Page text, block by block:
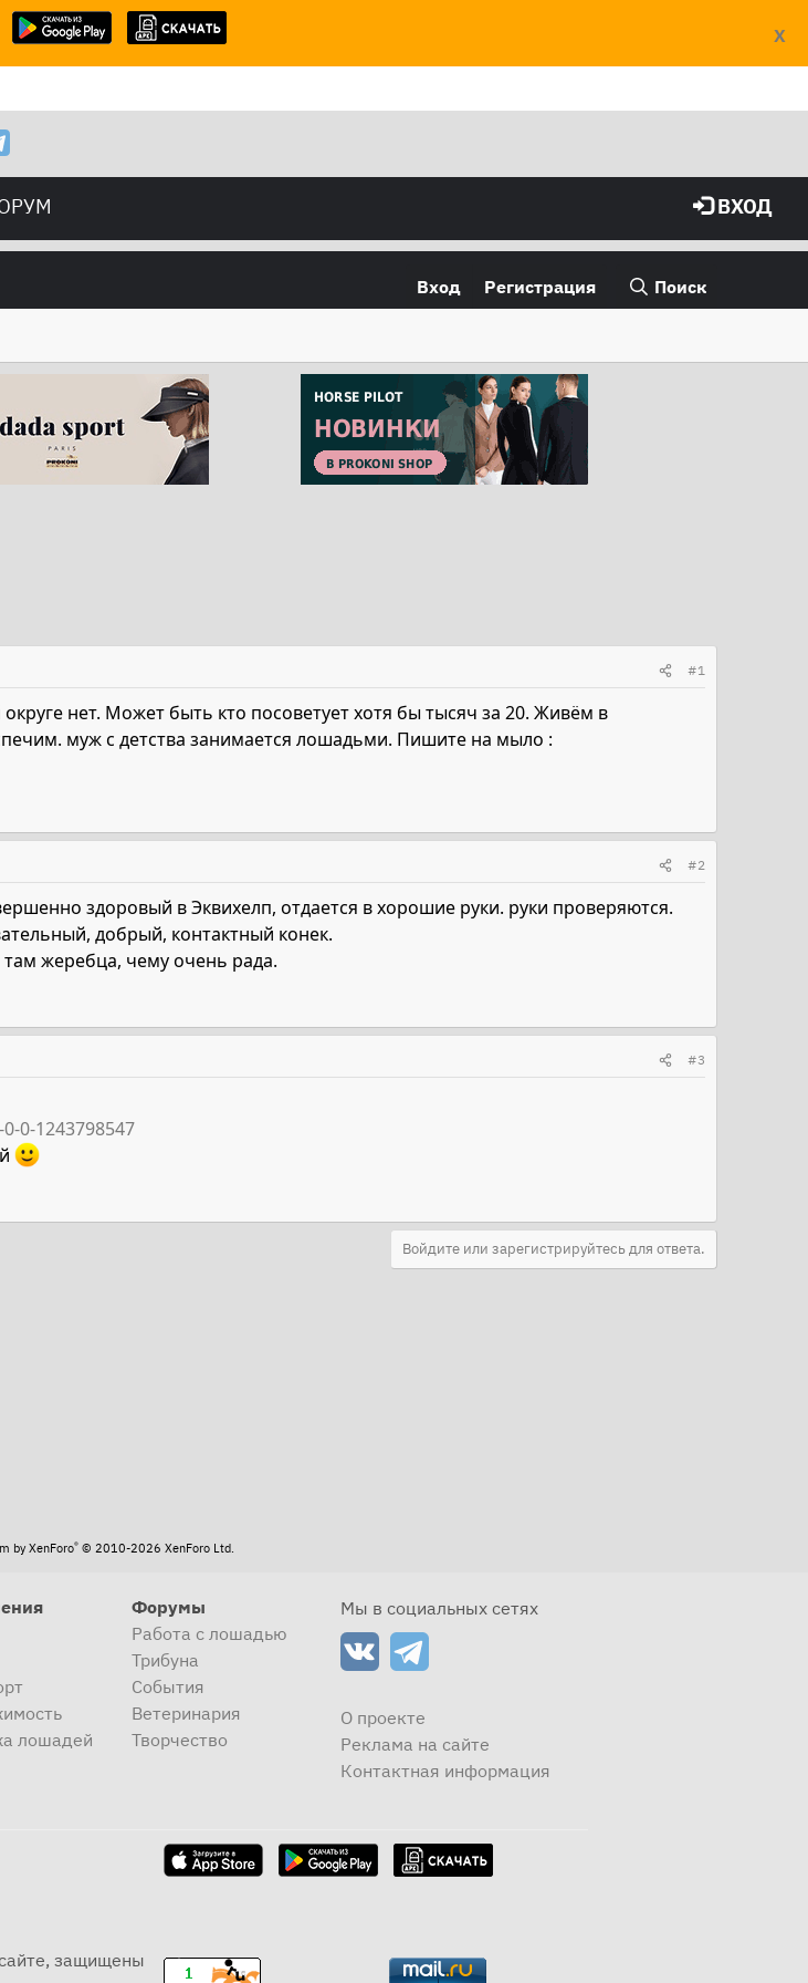
X
ВХОД
Вход Регистрация Поиск
#1
нет. Может быть кто посоветует хотя бы тысяч за 20. Живём в
муж с детства занимается лошадьми. Пишите на мыло :
#2
здоровый в Эквихелп, отдается в хорошие руки. руки проверяются.
добрый, контактный конек.
жеребца, чему очень рада.
#3
0-1243798547
Войдите или зарегистрируйтесь для ответа.
by XenForo® © 2010-2026 XenForo Ltd.
лошадей
Форумы
Работа с лошадью
Трибуна
События
Ветеринария
Творчество
Мы в социальных сетях
О проекте
Реклама на сайте
Контактная информация
защищены